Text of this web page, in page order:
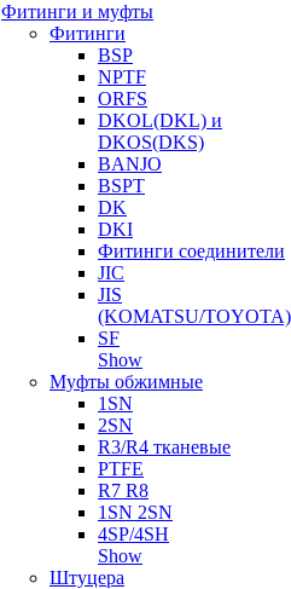
Фитинги и муфты
Фитинги
BSP
NPTF
ORFS
DKOL(DKL) и
DKOS(DKS)
BANJO
BSPT
DK
DKI
Фитинги соединители
JIC
JIS
(KOMATSU/TOYOTA)
SF
Show
Муфты обжимные
1SN
2SN
R3/R4 тканевые
PTFE
R7 R8
1SN 2SN
4SP/4SH
Show
Штуцера